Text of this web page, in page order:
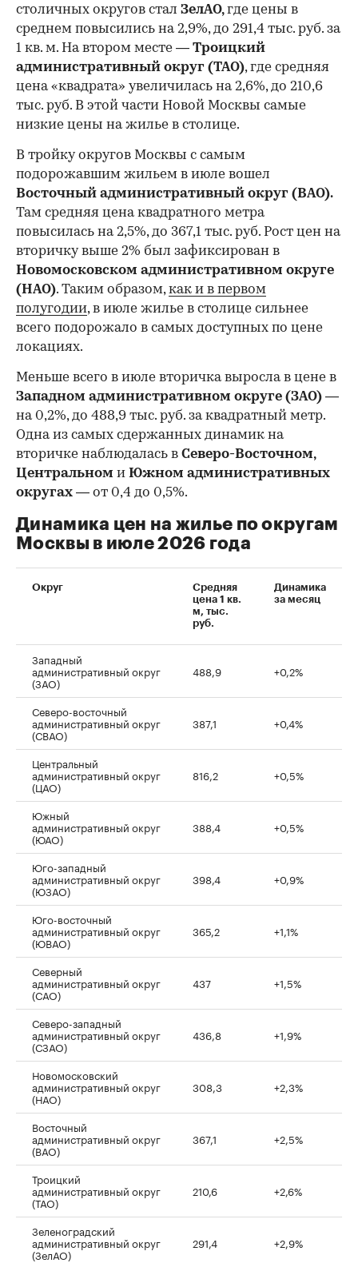
столичных округов стал ЗелАО,где цены в
среднем повысились на 2,9%, до 291,4 тыс. руб. за
1 кв. м. На втором месте — Троицкий
административный округ (ТАО), где средняя
цена «квадрата» увеличилась на 2,6%, до 210,6
тыс. руб. В этой части Новой Москвы самые
низкие цены на жилье в столице.
В тройку округов Москвы с самым
подорожавшим жильем в июле вошел
Восточный административный округ (ВАО).
Там средняя цена квадратного метра
повысилась на 2,5%, до 367,1 тыс. руб. Рост цен на
вторичку выше 2% был зафиксирован в
Новомосковском административном округе
(НАО). Таким образом,как и в первом
полугодии, в июле жилье в столице сильнее
всего подорожало в самых доступных по цене
локациях.
Меньше всего в июле вторичка выросла в цене в
Западном административном округе (ЗАО) —
на 0,2%, до 488,9 тыс. руб. за квадратный метр.
Одна из самых сдержанных динамик на
вторичке наблюдалась в Северо-Восточном,
Центральном и Южном административных
округах — от 0,4 до 0,5%.
Динамика цен на жилье по округам
Москвы в июле 2026 года
Округ
Средняя
цена 1 кв.
м, тыс.
руб.
Динамика
за месяц
Западный
административный округ
(ЗАО)
488,9 +0,2%
Северо-восточный
административный округ
(СВАО)
387,1 +0,4%
Центральный
административный округ
(ЦАО)
816,2 +0,5%
Южный
административный округ
(ЮАО)
388,4 +0,5%
Юго-западный
административный округ
(ЮЗАО)
398,4 +0,9%
Юго-восточный
административный округ
(ЮВАО)
365,2 +1,1%
Северный
административный округ
(САО)
437 +1,5%
Северо-западный
административный округ
(СЗАО)
436,8 +1,9%
Новомосковский
административный округ
(НАО)
308,3 +2,3%
Восточный
административный округ
(ВАО)
367,1 +2,5%
Троицкий
административный округ
(ТАО)
210,6 +2,6%
Зеленоградский
административный округ
(ЗелАО)
291,4 +2,9%